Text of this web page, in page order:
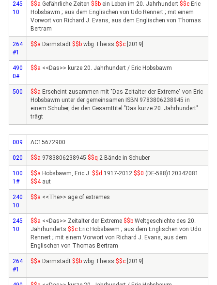
245
10
$$a Gefährliche Zeiten $$b ein Leben im 20. Jahrhundert $$c Eric
Hobsbawm ; aus dem Englischen von Udo Rennert ; mit einem
Vorwort von Richard J. Evans, aus dem Englischen von Thomas
Bertram
264
#1
$$a Darmstadt $$b wbg Theiss $$c [2019]
490
0#
$$a <<Das>> kurze 20. Jahrhundert / Eric Hobsbawm
500 $$a Erscheint zusammen mit "Das Zeitalter der Extreme" von Eric
Hobsbawm unter der gemeinsamen ISBN 9783806238945 in
einem Schuber, der den Gesamttitel "Das kurze 20. Jahrhundert"
trägt
009 AC15672900
020 $$a 9783806238945 $$q 2 Bände in Schuber
100
1#
$$a Hobsbawm, Eric J. $$d 1917-2012 $$0 (DE-588)120342081
$$4aut
240
10
$$a <<The>> age of extremes
245
10
$$a <<Das>> Zeitalter der Extreme $$b Weltgeschichte des 20.
Jahrhunderts $$c Eric Hobsbawm ; aus dem Englischen von Udo
Rennert ; mit einem Vorwort von Richard J. Evans, aus dem
Englischen von Thomas Bertram
264
#1
$$a Darmstadt $$b wbg Theiss $$c [2019]